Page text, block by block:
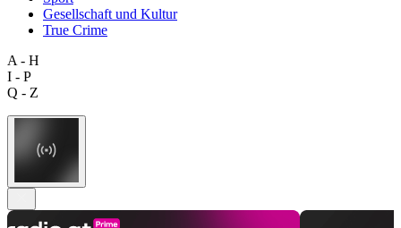
Gesellschaft und Kultur
True Crime
A - H
I - P
Q - Z